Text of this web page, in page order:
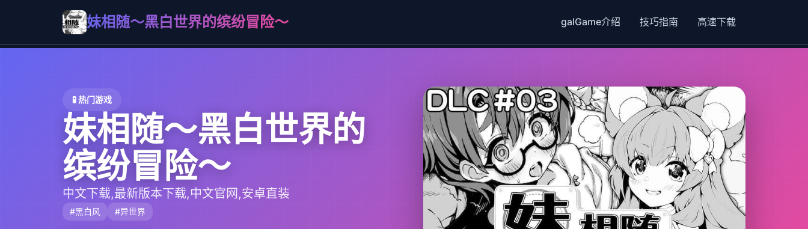
妹相随～黑白世界的缤纷冒险～ galGame介绍 技巧指南 高速下载
🧪 热门游戏
妹相随～黑白世界的
缤纷冒险～
中文下载,最新版本下载,中文官网,安卓直装
#黑白风 #异世界